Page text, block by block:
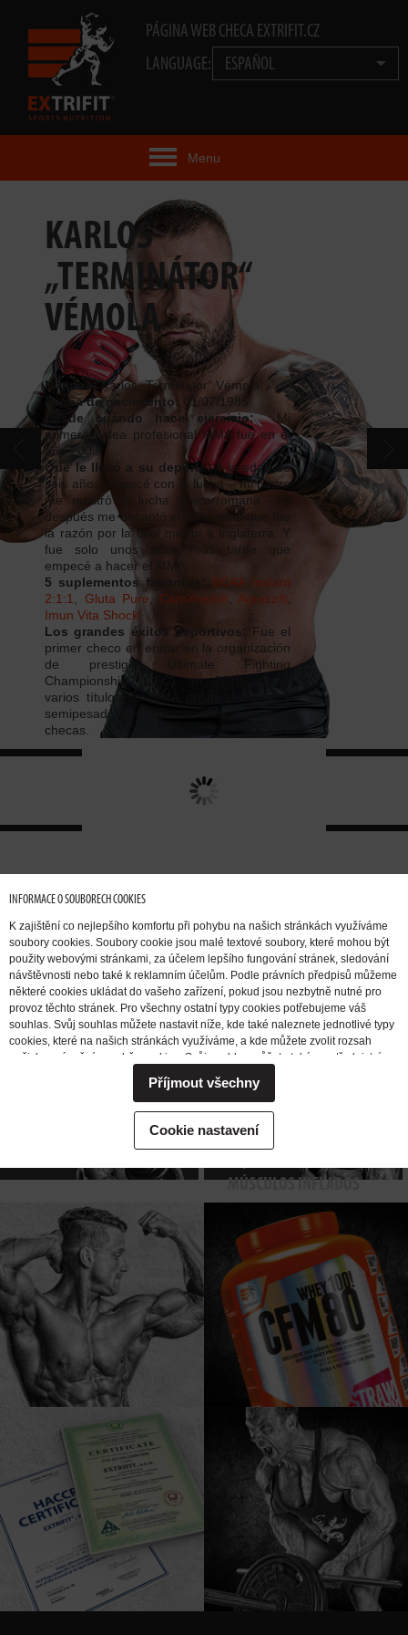
PÁGINA WEB CHECA EXTRIFIT.CZ
LANGUAGE:
ESPAÑOL
Menu
PRODUCTOS
TECNOLOGÍA
EXTRIFIT® TEAM
VIDEOS
CONTACTOS
CATÁLOGO
KARLOS
„TERMINÁTOR“
VÉMOLA
Nombre:Karlos „Terminátor“ Vémola
Fecha de nacimiento:
01/07/1985
Desde cuándo hace ejercicio:Mi
primera pelea profesional MMA fue en el
año 2008.
Qué le llevó a su deporte:A la edad de
seis años empecé con la lucha – mi padre
me mostró la lucha grecorromana – y
después me encantó el culturismo que fue
la razón por la cual me fui a Inglaterra. Y
fue solo unos años más tarde que
empecé a hacer el MMA.
5 suplementos favoritos:
BCAA Instant
2:1:1
Gluta Pure Carnifresh® Agrezz®
Imun Vita Shock!
Los grandes éxitos deportivos:
Fue el
primer checo en entrar en la organización
de prestigio Ultimate Fighting
Championship (UFC) en 2010. Ganó
varios títulos de MMA en peso medio y
semipesado en organizaciones inglesas y
checas.
QUIEROAUMENTAR
LA MASA
MASCULAR
QUIERO
DESHACERME
DE LA GRASA
QUIEROTENER GANAS
PARA ENTRENAR
MÚSCULOS INFLADOS
INFORMACE O SOUBORECH COOKIES
K zajištění co nejlepšího komfortu při pohybu na našich stránkách využíváme
soubory cookies. Soubory cookie jsou malé textové soubory, které mohou být
použity webovými stránkami, za účelem lepšího fungování stránek, sledování
návštěvnosti nebo také k reklamním účelům. Podle právních předpisů můžeme
některé cookies ukládat do vašeho zařízení, pokud jsou nezbytně nutné pro
provoz těchto stránek. Pro všechny ostatní typy cookies potřebujeme váš
souhlas. Svůj souhlas můžete nastavit níže, kde také naleznete jednotlivé typy
cookies, které na našich stránkách využíváme, a kde můžete zvolit rozsah
našich oprávnění pro sběr cookies. Svůj souhlas můžete také prostřednictvím
potřebovali ohledně výkonu vašich práv v souvislosti se zpracováním cookies
kontaktovat, obraťte se prosím na e-mailovou adresu extrifit@extrifit.com.
Podrobné informace k souborům cookies a více o tom, kdo jsme a jak
zpracováváme vaše osobní údaje můžete najít v naší
Cookie nastavení
Příjmout všechny